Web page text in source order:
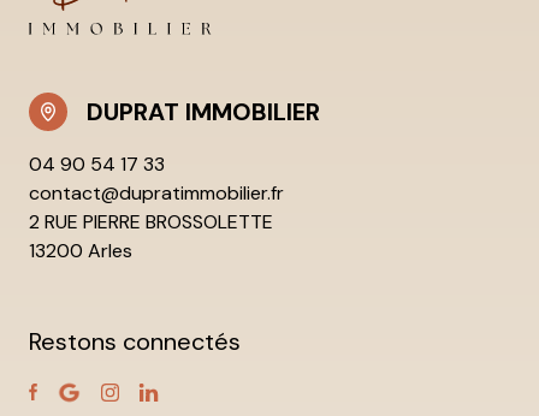
DUPRAT IMMOBILIER
04 90 54 17 33
contact@dupratimmobilier.fr
2 RUE PIERRE BROSSOLETTE
13200 Arles
Restons connectés